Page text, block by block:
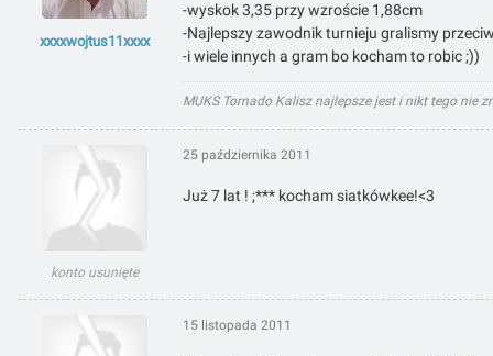
xxxxwojtus11xxxx
-wyskok 3,35 przy wzroście 1,88cm
-Najlepszy zawodnik turnieju gralismy
-i wiele innych a gram bo kocham to robic ;))
MUKS Tornado Kalisz najlepsze jest i nikt tego nie
konto usunięte
25 października 2011
Już 7 lat ! ;*** kocham siatkówkee!<3
15 listopada 2011